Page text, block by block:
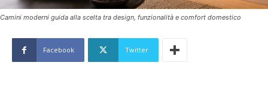
Camini moderni guida alla scelta tra design, funzionalità e comfort domestico
Facebook Twitter